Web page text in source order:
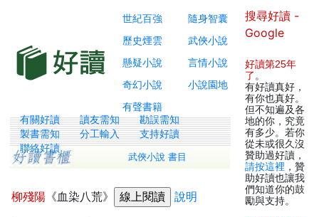
世紀百強
隨身智囊
歷史煙雲
武俠小說
懸疑小說
言情小說
奇幻小說
小說園地
有聲書籍
有關好讀 讀友需知
勘誤需知
製書需知
分工輸入
支持好讀
聯絡好讀
武俠小說 書目
柳殘陽 《血染八荒》 說明
搜尋好讀 -
Google
好讀第25年
了 。
有好讀真好，
有你也真好。
但不知遍及各
地的你，究竟
有多少。若你
從未或很久沒
贊助過好讀，
請按這裡 ，贊
助好讀也讓我
們知道你的鼓
勵與支持。